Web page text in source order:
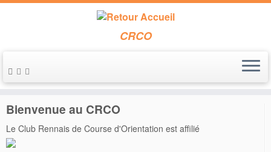
Passer
au
CRCO
Accueil » Yannick Beauvir
Bienvenue au CRCO
Le Club Rennais de Course d'Orientation est affilié